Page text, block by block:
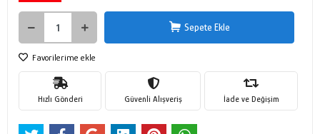
Sepete Ekle
Favorilerime ekle
Hızlı Gönderi Güvenli Alışveriş İade ve Değişim